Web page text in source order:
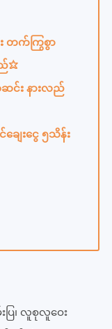
း တက်ကြွစွာ
⭐︎
ဆင်း နားလည်
ျေးငွေ ၅သိန်း
ပြ၊ လူစုလူဝေး